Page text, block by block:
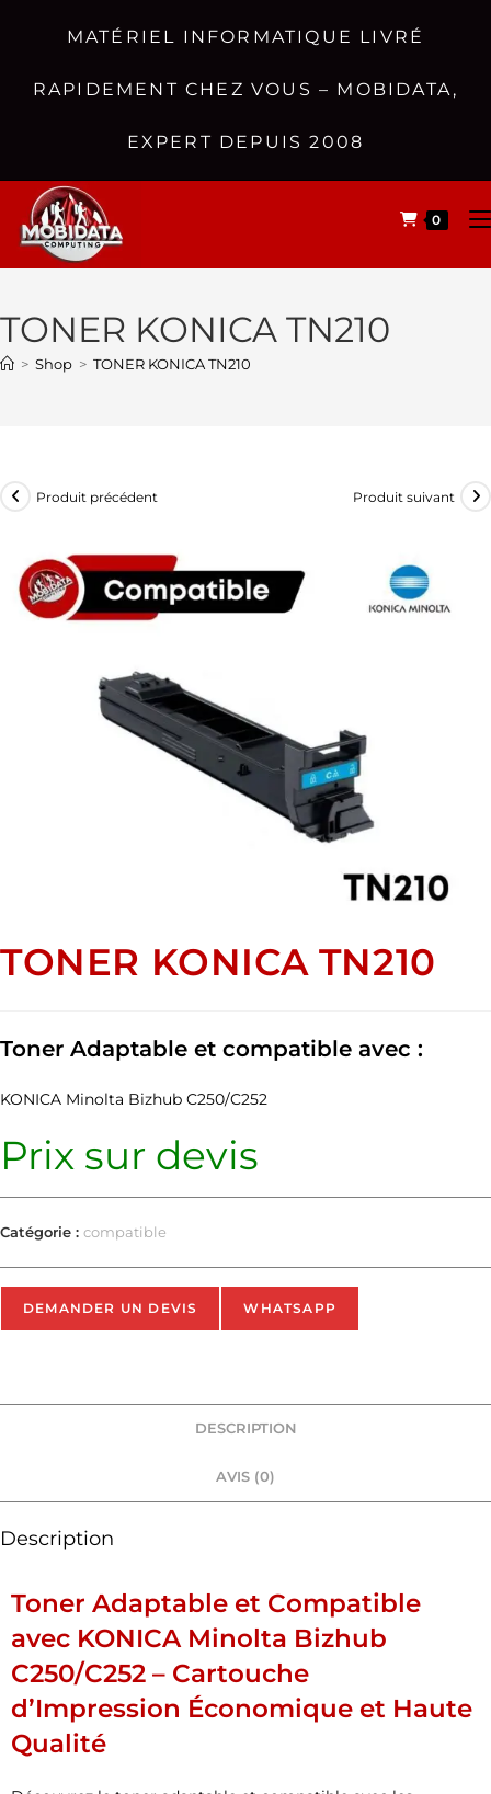
MATÉRIEL INFORMATIQUE LIVRÉ
RAPIDEMENT CHEZ VOUS – MOBIDATA,
EXPERT DEPUIS 2008
0
TONER KONICA TN210
> Shop > TONER KONICA TN210
Produit précédent Produit suivant
TONER KONICA TN210
Toner Adaptable et compatible avec :
KONICA Minolta Bizhub C250/C252
Prix sur devis
Catégorie : compatible
DEMANDER UN DEVIS WHATSAPP
DESCRIPTION
AVIS (0)
Description
Toner Adaptable et Compatible
avec KONICA Minolta Bizhub
C250/C252 – Cartouche
d’Impression Économique et Haute
Qualité